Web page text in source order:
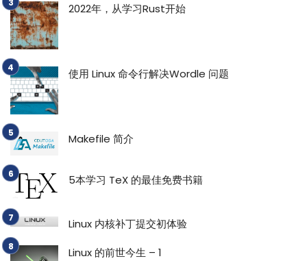
2022年，从学习Rust开始
使用 Linux 命令行解决Wordle 问题
Makefile 简介
5本学习 TeX 的最佳免费书籍
Linux 内核补丁提交初体验
Linux 的前世今生 – 1